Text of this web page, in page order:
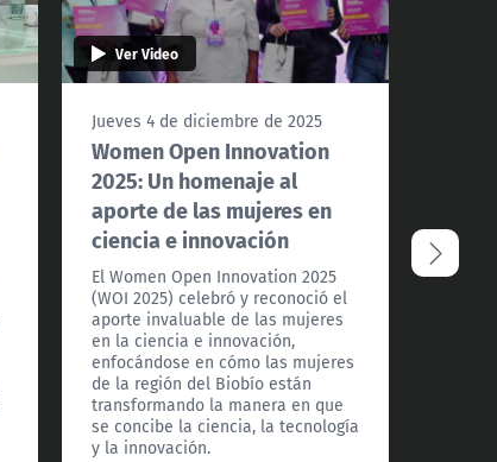
Ver Video
Jueves 4 de diciembre de 2025
Women Open Innovation
2025: Un homenaje al
aporte de las mujeres en
ciencia e innovación
El Women Open Innovation 2025
(WOI 2025) celebró y reconoció el
aporte invaluable de las mujeres
en la ciencia e innovación,
enfocándose en cómo las mujeres
de la región del Biobío están
transformando la manera en que
se concibe la ciencia, la tecnología
y la innovación.
La